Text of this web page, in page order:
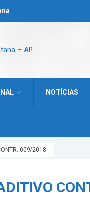
NOTÍCIAS
009/2018